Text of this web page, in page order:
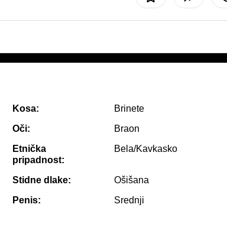
Kosa:
Brinete
Oči:
Braon
Etnička
pripadnost:
Bela/Kavkasko
Stidne dlake:
Ošišana
Penis:
Srednji